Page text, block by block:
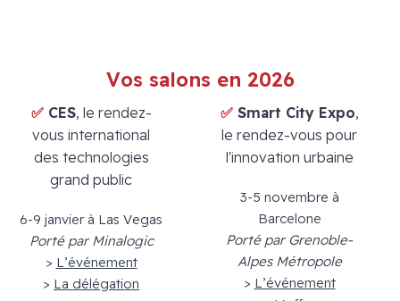
Vos salons en 2026
✅ CES, le rendez-
vous international
des technologies
grand public
6-9 janvier à Las Vegas
Porté par Minalogic
> L’événement
> La délégation
✅ Smart City Expo,
le rendez-vous pour
l'innovation urbaine
3-5 novembre à
Barcelone
Porté par Grenoble-
Alpes Métropole
> L’événement